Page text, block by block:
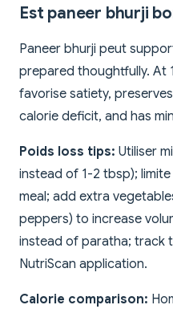
Est paneer bhurji
Paneer bhurji peut
prepared thoughtfully. At
favorise satiety,
calorie deficit, and has
Poids loss tips: Utiliser
instead of 1-2 tbsp);
meal; add extra
peppers) to increase
instead of paratha; track
NutriScan application.
Calorie comparison: